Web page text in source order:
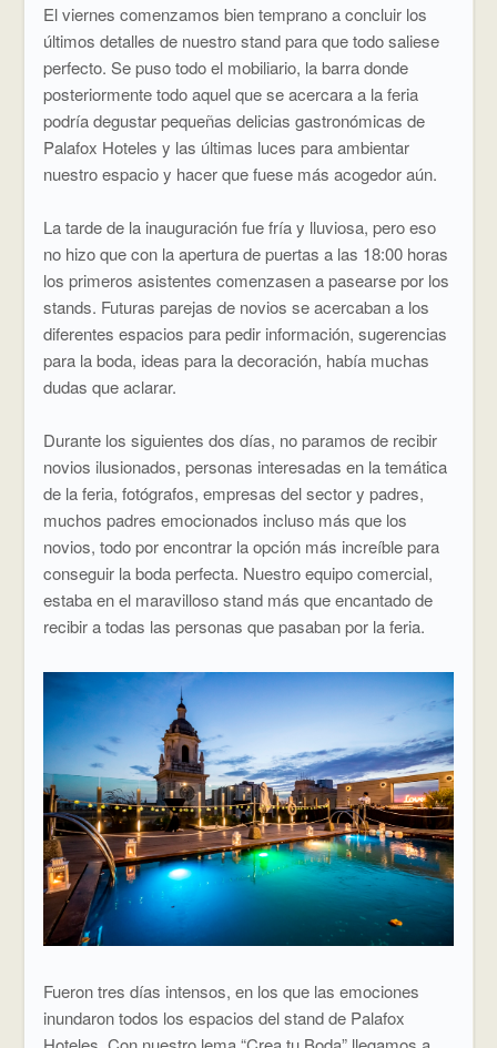
El viernes comenzamos bien temprano a concluir los
últimos detalles de nuestro stand para que todo saliese
perfecto. Se puso todo el mobiliario, la barra donde
posteriormente todo aquel que se acercara a la feria
podría degustar pequeñas delicias gastronómicas de
Palafox Hoteles y las últimas luces para ambientar
nuestro espacio y hacer que fuese más acogedor aún.
La tarde de la inauguración fue fría y lluviosa, pero eso
no hizo que con la apertura de puertas a las 18:00 horas
los primeros asistentes comenzasen a pasearse por los
stands. Futuras parejas de novios se acercaban a los
diferentes espacios para pedir información, sugerencias
para la boda, ideas para la decoración, había muchas
dudas que aclarar.
Durante los siguientes dos días, no paramos de recibir
novios ilusionados, personas interesadas en la temática
de la feria, fotógrafos, empresas del sector y padres,
muchos padres emocionados incluso más que los
novios, todo por encontrar la opción más increíble para
conseguir la boda perfecta. Nuestro equipo comercial,
estaba en el maravilloso stand más que encantado de
recibir a todas las personas que pasaban por la feria.
Fueron tres días intensos, en los que las emociones
inundaron todos los espacios del stand de Palafox